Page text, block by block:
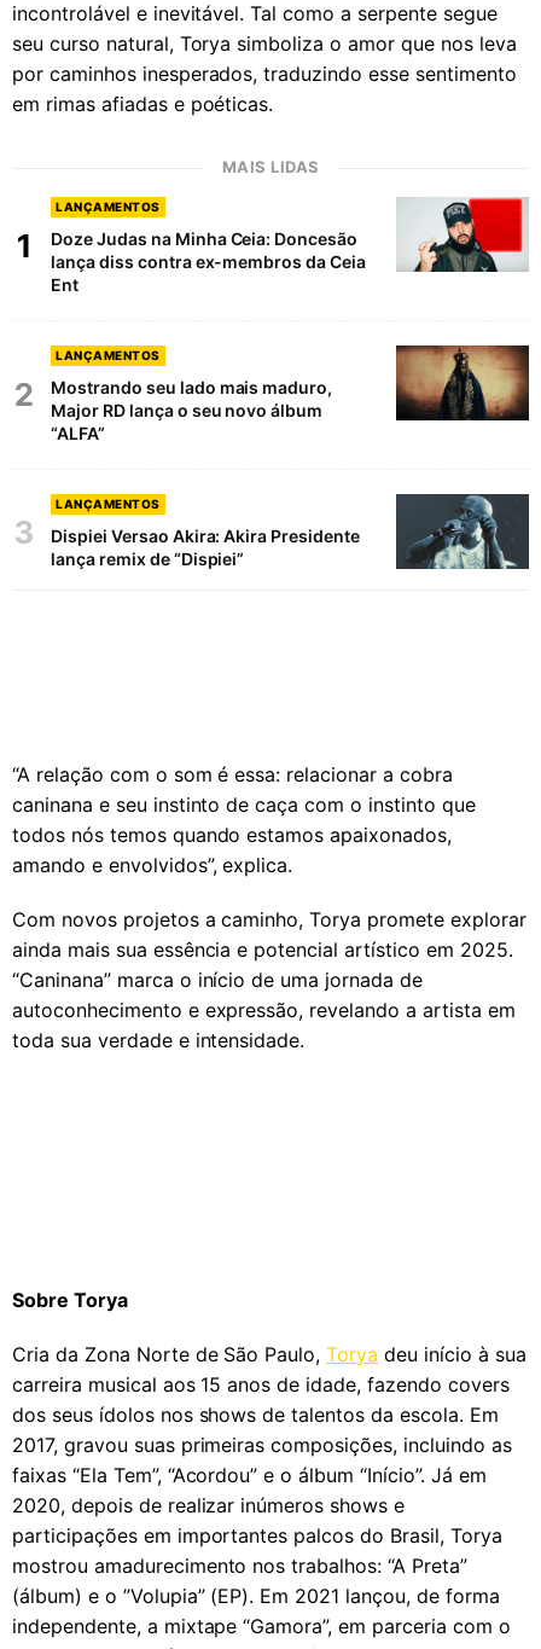
incontrolável e inevitável. Tal como a serpente segue
seu curso natural, Torya simboliza o amor que nos leva
por caminhos inesperados, traduzindo esse sentimento
em rimas afiadas e poéticas.
MAIS LIDAS
1
LANÇAMENTOS
Doze Judas na Minha Ceia: Doncesão
lança diss contra ex-membros da Ceia
Ent
2
LANÇAMENTOS
Mostrando seu lado mais maduro,
Major RD lança o seu novo álbum
“ALFA”
3
LANÇAMENTOS
Dispiei Versao Akira: Akira Presidente
lança remix de “Dispiei”
“A relação com o som é essa: relacionar a cobra
caninana e seu instinto de caça com o instinto que
todos nós temos quando estamos apaixonados,
amando e envolvidos”, explica.
Com novos projetos a caminho, Torya promete explorar
ainda mais sua essência e potencial artístico em 2025.
“Caninana” marca o início de uma jornada de
autoconhecimento e expressão, revelando a artista em
toda sua verdade e intensidade.
Sobre Torya
Cria da Zona Norte de São Paulo,Torya deu início à sua
carreira musical aos 15 anos de idade, fazendo covers
dos seus ídolos nos shows de talentos da escola. Em
2017, gravou suas primeiras composições, incluindo as
faixas “Ela Tem”, “Acordou” e o álbum “Início”. Já em
2020, depois de realizar inúmeros shows e
participações em importantes palcos do Brasil, Torya
mostrou amadurecimento nos trabalhos: “A Preta”
(álbum) e o ”Volupia” (EP). Em 2021 lançou, de forma
independente, a mixtape “Gamora”, em parceria com o